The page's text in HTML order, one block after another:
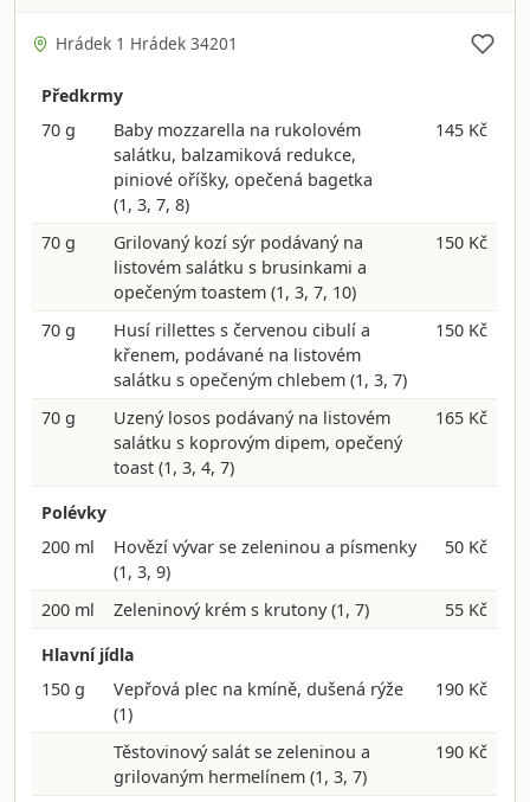
Hrádek 1 Hrádek 34201
Předkrmy
70 g
Baby mozzarella na rukolovém
salátku, balzamiková redukce,
piniové oříšky, opečená bagetka
(1, 3, 7, 8)
145 Kč
70 g
Grilovaný kozí sýr podávaný na
listovém salátku s brusinkami a
opečeným toastem(1, 3, 7, 10)
150 Kč
70 g
Husí rillettes s červenou cibulí a
křenem, podávané na listovém
salátku s opečeným chlebem(1, 3, 7)
150 Kč
70 g
Uzený losos podávaný na listovém
salátku s koprovým dipem, opečený
toast(1, 3, 4, 7)
165 Kč
Polévky
200 ml
Hovězí vývar se zeleninou a písmenky
(1, 3, 9)
50 Kč
200 ml Zeleninový krém s krutony(1, 7)
55 Kč
Hlavní jídla
150 g
Vepřová plec na kmíně, dušená rýže
(1)
190 Kč
Těstovinový salát se zeleninou a
grilovaným hermelínem(1, 3, 7)
190 Kč